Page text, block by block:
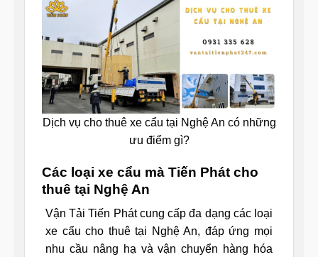
Dịch vụ cho thuê xe cẩu tại Nghệ An có những
ưu điểm gì?
Các loại xe cẩu mà Tiến Phát cho
thuê tại Nghệ An
Vận Tải Tiến Phát cung cấp đa dạng các loại
xe cẩu cho thuê tại Nghệ An, đáp ứng mọi
nhu cầu nâng hạ và vận chuyển hàng hóa